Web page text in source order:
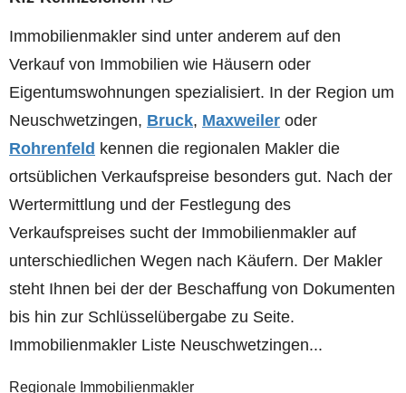
Immobilienmakler sind unter anderem auf den
Verkauf von Immobilien wie Häusern oder
Eigentumswohnungen spezialisiert. In der Region um
Neuschwetzingen, Bruck, Maxweiler oder
Rohrenfeld kennen die regionalen Makler die
ortsüblichen Verkaufspreise besonders gut. Nach der
Wertermittlung und der Festlegung des
Verkaufspreises sucht der Immobilienmakler auf
unterschiedlichen Wegen nach Käufern. Der Makler
steht Ihnen bei der der Beschaffung von Dokumenten
bis hin zur Schlüsselübergabe zu Seite.
Immobilienmakler Liste Neuschwetzingen...
Regionale Immobilienmakler